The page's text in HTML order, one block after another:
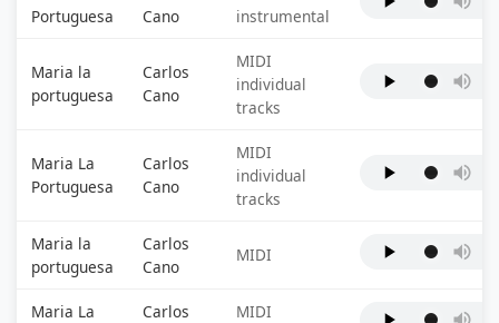
Portuguesa
Cano
instrumental
Maria la
portuguesa
Carlos
Cano
MIDI
individual
tracks
Maria La
Portuguesa
Carlos
Cano
MIDI
individual
tracks
Maria la
portuguesa
Carlos
Cano
MIDI
Maria La
Carlos
MIDI